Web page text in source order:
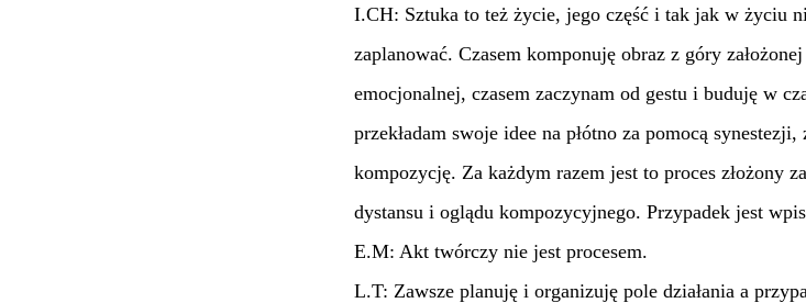
I.CH: Sztuka to też życie, jego część i tak jak w życiu
zaplanować. Czasem komponuję obraz z góry
emocjonalnej, czasem zaczynam od gestu i buduję w
przekładam swoje idee na płótno za pomocą
kompozycję. Za każdym razem jest to proces złożony
dystansu i oglądu kompozycyjnego. Przypadek jest
E.M: Akt twórczy nie jest procesem.
L.T: Zawsze planuję i organizuję pole działania a